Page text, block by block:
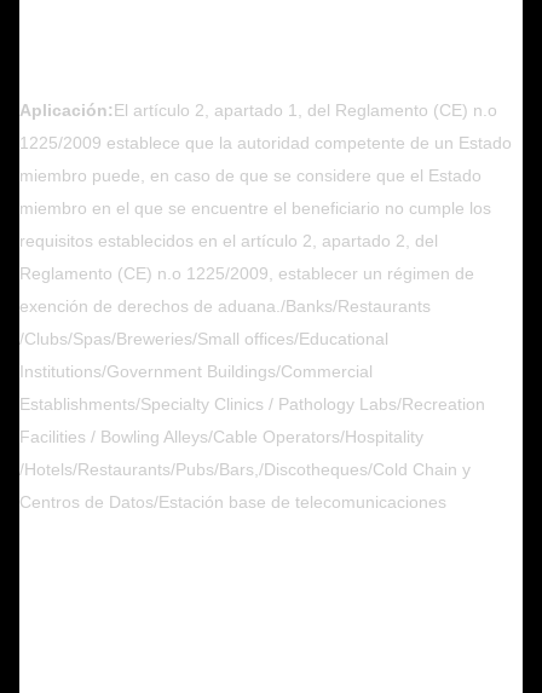
Aplicación:El artículo 2, apartado 1, del Reglamento (CE) n.o
1225/2009 establece que la autoridad competente de un Estado
miembro puede, en caso de que se considere que el Estado
miembro en el que se encuentre el beneficiario no cumple los
requisitos establecidos en el artículo 2, apartado 2, del
Reglamento (CE) n.o 1225/2009, establecer un régimen de
exención de derechos de aduana./Banks/Restaurants
/Clubs/Spas/Breweries/Small offices/Educational
Institutions/Government Buildings/Commercial
Establishments/Specialty Clinics / Pathology Labs/Recreation
Facilities / Bowling Alleys/Cable Operators/Hospitality
/Hotels/Restaurants/Pubs/Bars,/Discotheques/Cold Chain y
Centros de Datos/Estación base de telecomunicaciones